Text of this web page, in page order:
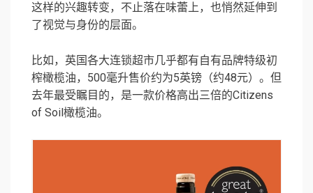
这样的兴趣转变，不止落在味蕾上，也悄然延伸到
了视觉与身份的层面。
比如，英国各大连锁超市几乎都有自有品牌特级初
榨橄榄油，500毫升售价约为5英镑（约48元）。但
去年最受瞩目的，是一款价格高出三倍的Citizens
of Soil橄榄油。